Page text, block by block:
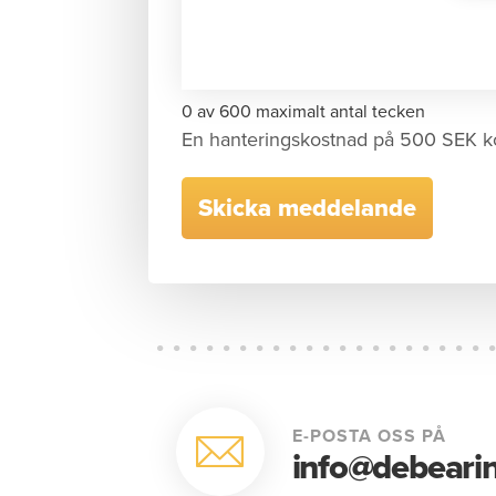
0 av 600 maximalt antal tecken
En hanteringskostnad på 500 SEK
E-POSTA OSS PÅ